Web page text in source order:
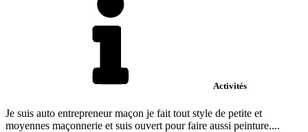
Activités
Je suis auto entrepreneur maçon je fait tout style de petite et
moyennes maçonnerie et suis ouvert pour faire aussi peinture....